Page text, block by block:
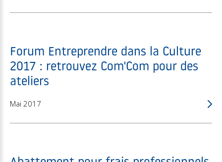
Forum Entreprendre dans la Culture
2017 : retrouvez Com'Com pour des
ateliers
Mai 2017